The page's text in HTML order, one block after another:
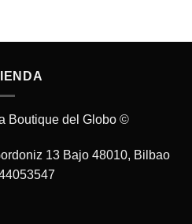
Boutique del Globo ©
13 Bajo 48010, Bilbao